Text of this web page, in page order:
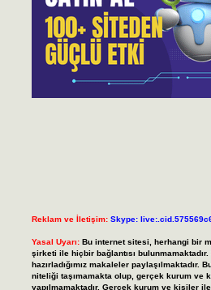
Reklam ve İletişim: Skype:
Yasal Uyarı: Bu internet sitesi, herhangi bir
şirketi ile hiçbir bağlantısı
hazırladığımız makaleler
niteliği taşımamakta olup, gerçek kurum ve
yapılmamaktadır. Gerçek kurum ve kişiler